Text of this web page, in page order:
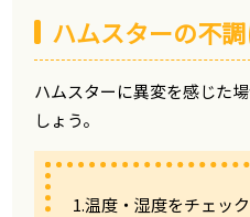
ハムスターの不
ハムスターに異変を感じた
しょう。
1.温度・湿度をチェック